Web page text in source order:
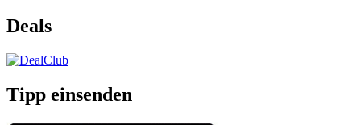
Deals
Tipp einsenden